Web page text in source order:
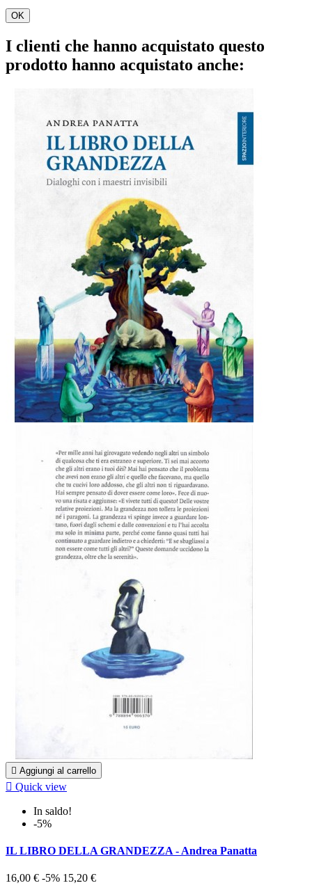
OK
I clienti che hanno acquistato questo
prodotto hanno acquistato anche:
 Aggiungi al carrello
 Quick view
In saldo!
-5%
IL LIBRO DELLA GRANDEZZA - Andrea Panatta
16,00 € -5% 15,20 €